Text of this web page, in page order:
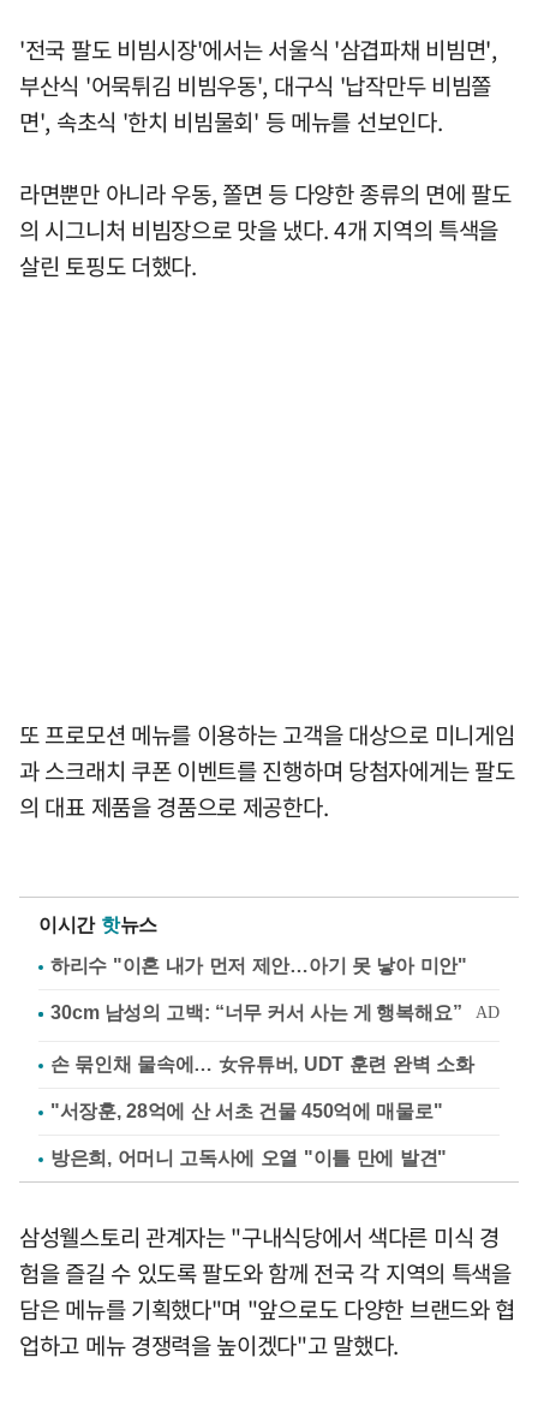
'전국 팔도 비빔시장'에서는 서울식 '삼겹파채 비빔면',
부산식 '어묵튀김 비빔우동', 대구식 '납작만두 비빔쫄
면', 속초식 '한치 비빔물회' 등 메뉴를 선보인다.
라면뿐만 아니라 우동, 쫄면 등 다양한 종류의 면에 팔도
의 시그니처 비빔장으로 맛을 냈다. 4개 지역의 특색을
살린 토핑도 더했다.
또 프로모션 메뉴를 이용하는 고객을 대상으로 미니게임
과 스크래치 쿠폰 이벤트를 진행하며 당첨자에게는 팔도
의 대표 제품을 경품으로 제공한다.
이시간 핫뉴스
하리수 "이혼 내가 먼저 제안…아기 못 낳아 미안"
손 묶인채 물속에… 女유튜버, UDT 훈련 완벽 소화
"서장훈, 28억에 산 서초 건물 450억에 매물로"
방은희, 어머니 고독사에 오열 "이틀 만에 발견"
삼성웰스토리 관계자는 "구내식당에서 색다른 미식 경
험을 즐길 수 있도록 팔도와 함께 전국 각 지역의 특색을
담은 메뉴를 기획했다"며 "앞으로도 다양한 브랜드와 협
업하고 메뉴 경쟁력을 높이겠다"고 말했다.